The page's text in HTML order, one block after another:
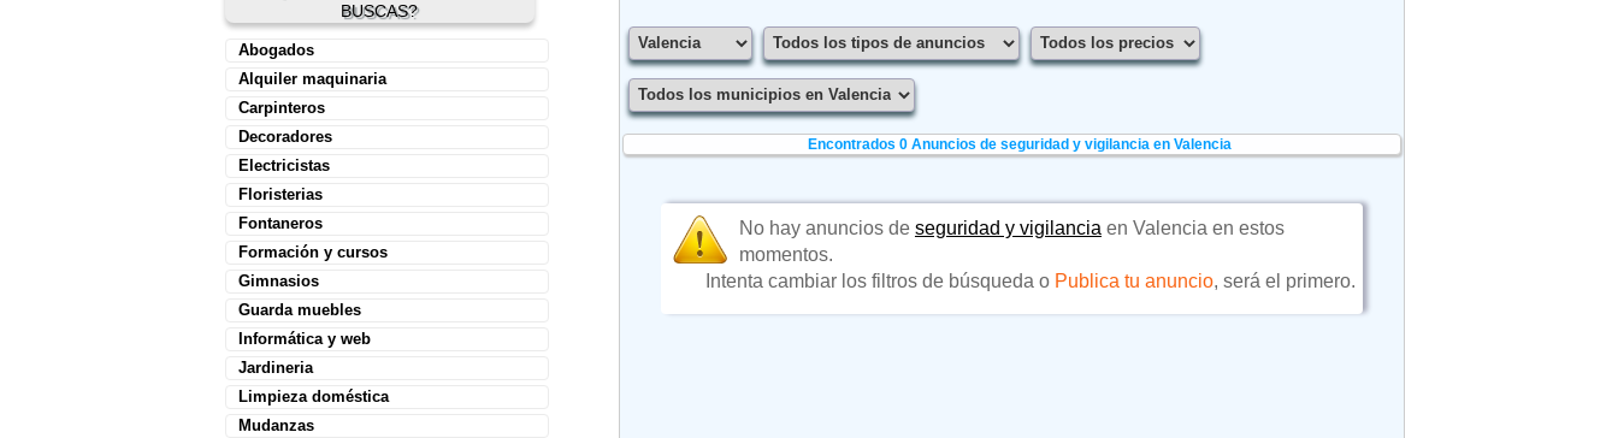
BUSCAS?
Abogados
Alquiler maquinaria
Carpinteros
Decoradores
Electricistas
Floristerias
Fontaneros
Formación y cursos
Gimnasios
Guarda muebles
Informática y web
Jardineria
Limpieza doméstica
Mudanzas
Encontrados 0 Anuncios de seguridad y vigilancia en Valencia
No hay anuncios de seguridad y vigilancia en Valencia en estos
momentos.
Intenta cambiar los filtros de búsqueda o Publica tu anuncio, será el primero.